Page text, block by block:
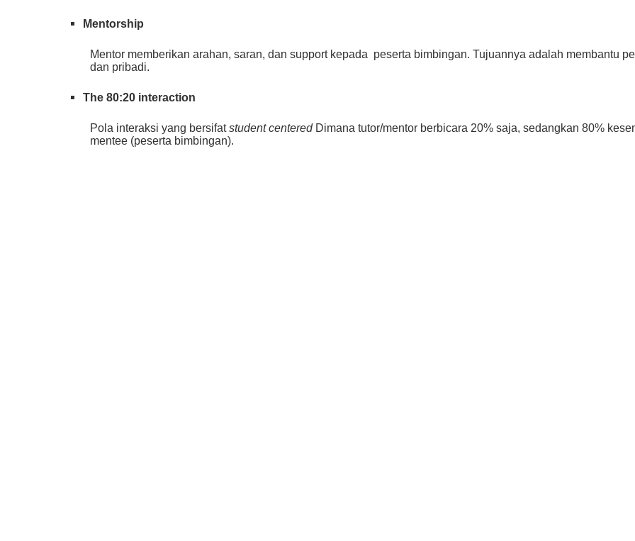
Mentorship
Mentor memberikan arahan, saran, dan support kepada peserta bimbingan. Tujuannya adalah membantu
dan pribadi.
The 80:20 interaction
Pola interaksi yang bersifatstudent centered Dimana tutor/mentor berbicara 20% saja, sedangkan 80%
mentee (peserta bimbingan).